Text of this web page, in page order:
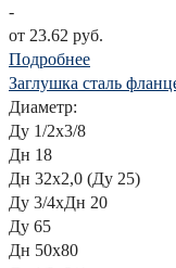
-
от 23.62 руб.
Подробнее
Заглушка сталь
Диаметр:
Ду 1/2х3/8
Дн 18
Дн 32х2,0 (Ду 25)
Ду 3/4хДн 20
Ду 65
Дн 50х80